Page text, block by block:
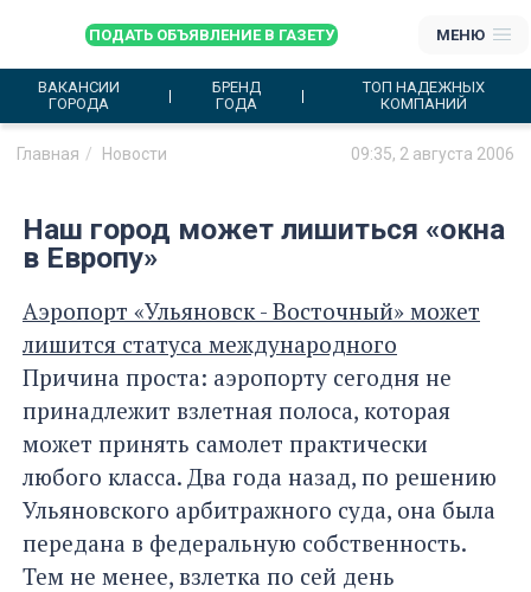
ПОДАТЬ ОБЪЯВЛЕНИЕ В ГАЗЕТУ МЕНЮ
ВАКАНСИИ
ГОРОДА
БРЕНД
ГОДА
ТОП НАДЕЖНЫХ
КОМПАНИЙ
Главная Новости 09:35, 2 августа 2006
Наш город может лишиться «окна
в Европу»
Аэропорт «Ульяновск - Восточный» может
лишится статуса международного
Причина проста: аэропорту сегодня не
принадлежит взлетная полоса, которая
может принять самолет практически
любого класса. Два года назад, по решению
Ульяновского арбитражного суда, она была
передана в федеральную собственность.
Тем не менее, взлетка по сей день